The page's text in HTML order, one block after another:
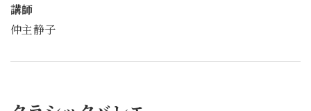
講師
仲主静子